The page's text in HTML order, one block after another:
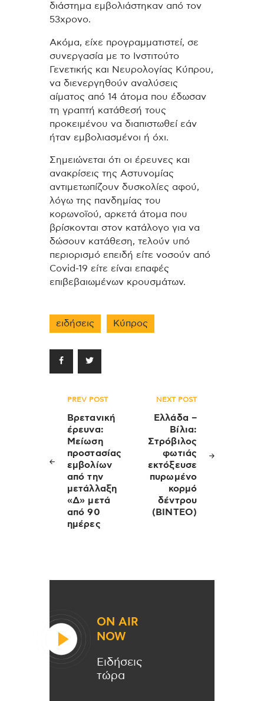
διάστημα εμβολιάστηκαν από τον
53χρονο.
Ακόμα, είχε προγραμματιστεί, σε
συνεργασία με το Ινστιτούτο
Γενετικής και Νευρολογίας Κύπρου,
να διενεργηθούν αναλύσεις
αίματος από 14 άτομα που έδωσαν
τη γραπτή κατάθεσή τους
προκειμένου να διαπιστωθεί εάν
ήταν εμβολιασμένοι ή όχι.
Σημειώνεται ότι οι έρευνες και
ανακρίσεις της Αστυνομίας
αντιμετωπίζουν δυσκολίες αφού,
λόγω της πανδημίας του
κορωνοϊού, αρκετά άτομα που
βρίσκονται στον κατάλογο για να
δώσουν κατάθεση, τελούν υπό
περιορισμό επειδή είτε νοσούν από
Covid-19 είτε είναι επαφές
επιβεβαιωμένων κρουσμάτων.
ειδήσεις Κύπρος
Πλοήγηση
άρθρων
PREV POST
Βρετανική
έρευνα:
Μείωση
προστασίας
εμβολίων
από την
μετάλλαξη
«Δ» μετά
από 90
ημέρες
NEXT POST
Ελλάδα –
Βίλια:
Στρόβιλος
φωτιάς
εκτόξευσε
πυρωμένο
κορμό
δέντρου
(ΒΙΝΤΕΟ)
ON AIR
NOW
Ειδήσεις
τώρα